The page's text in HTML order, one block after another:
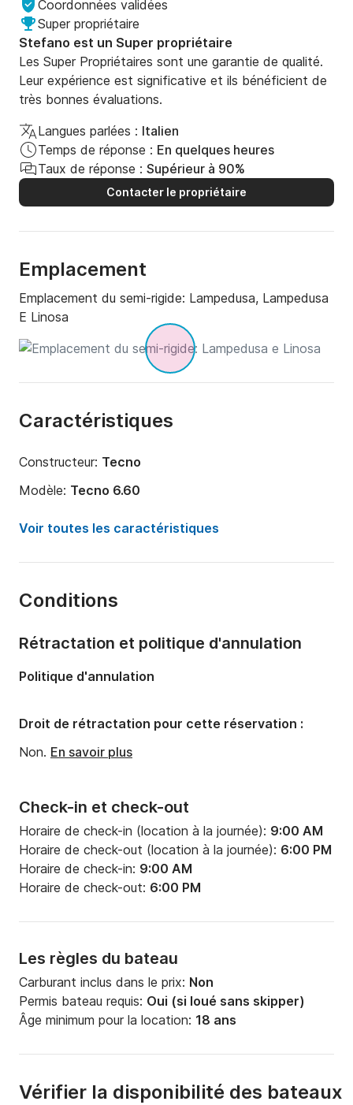
Coordonnées validées
Super propriétaire
Stefano est un Super propriétaire
Les Super Propriétaires sont une garantie de qualité.
Leur expérience est significative et ils bénéficient de
très bonnes évaluations.
Langues parlées : Italien
Temps de réponse : En quelques heures
Taux de réponse : Supérieur à 90%
Contacter le propriétaire
Emplacement
Emplacement du semi-rigide: Lampedusa, Lampedusa
E Linosa
Caractéristiques
Constructeur: Tecno
Modèle: Tecno 6.60
Puissance moteur:
90cv
Capacité à bord:
Voir toutes les caractéristiques
Conditions
Check-in et check-out
Horaire de check-in (location à la journée): 9:00 AM
Horaire de check-out (location à la journée): 6:00 PM
Horaire de check-in: 9:00 AM
Horaire de check-out: 6:00 PM
Les règles du bateau
Carburant inclus dans le prix: Non
Permis bateau requis: Oui (si loué sans skipper)
Âge minimum pour la location: 18 ans
Rétractation et politique d'annulation
Politique d'annulation
Droit de rétractation pour cette réservation :
Non. En savoir plus
Vérifier la disponibilité des bateaux